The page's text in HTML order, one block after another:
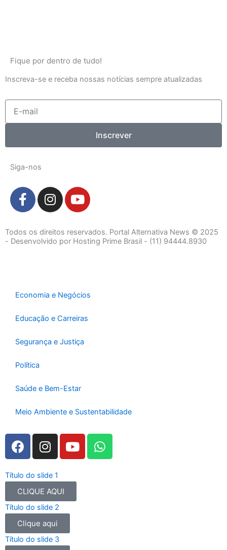
Fique por dentro de tudo!
Inscreva-se e receba nossas notícias sempre atualizadas
mail
Inscrever
Siga-nos
F
a
e
b
-
I
n
t
a
m
Y
o
t
u
Todos os direitos reservados. Portal Alternativa News © 2025
- Desenvolvido por Hosting Prime Brasil - (11) 94444.8930
Economia e Negócios
Educação e Carreiras
Segurança e Justiça
Política
Saúde e Bem-Estar
Meio Ambiente e Sustentabilidade
F
a
e
b
o
o
k
I
n
t
a
g
r
a
m
Y
o
t
b
W
h
Título do slide 1
CLIQUE AQUI
Título do slide 2
Clique aqui
Título do slide 3